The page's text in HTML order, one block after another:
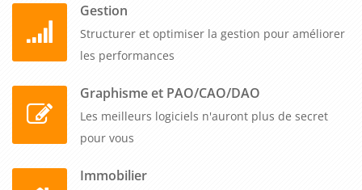
Gestion
Structurer et optimiser la gestion pour améliorer
les performances
Graphisme et PAO/CAO/DAO
Les meilleurs logiciels n'auront plus de secret
pour vous
Immobilier